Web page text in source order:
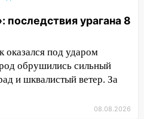
с улиц Ульяновска
деревья и
остановку на улице
сами
ливнёвки, не
последствия урагана 8
оказался под ударом
обрушились сильный
и шквалистый ветер. За
08.08.2026